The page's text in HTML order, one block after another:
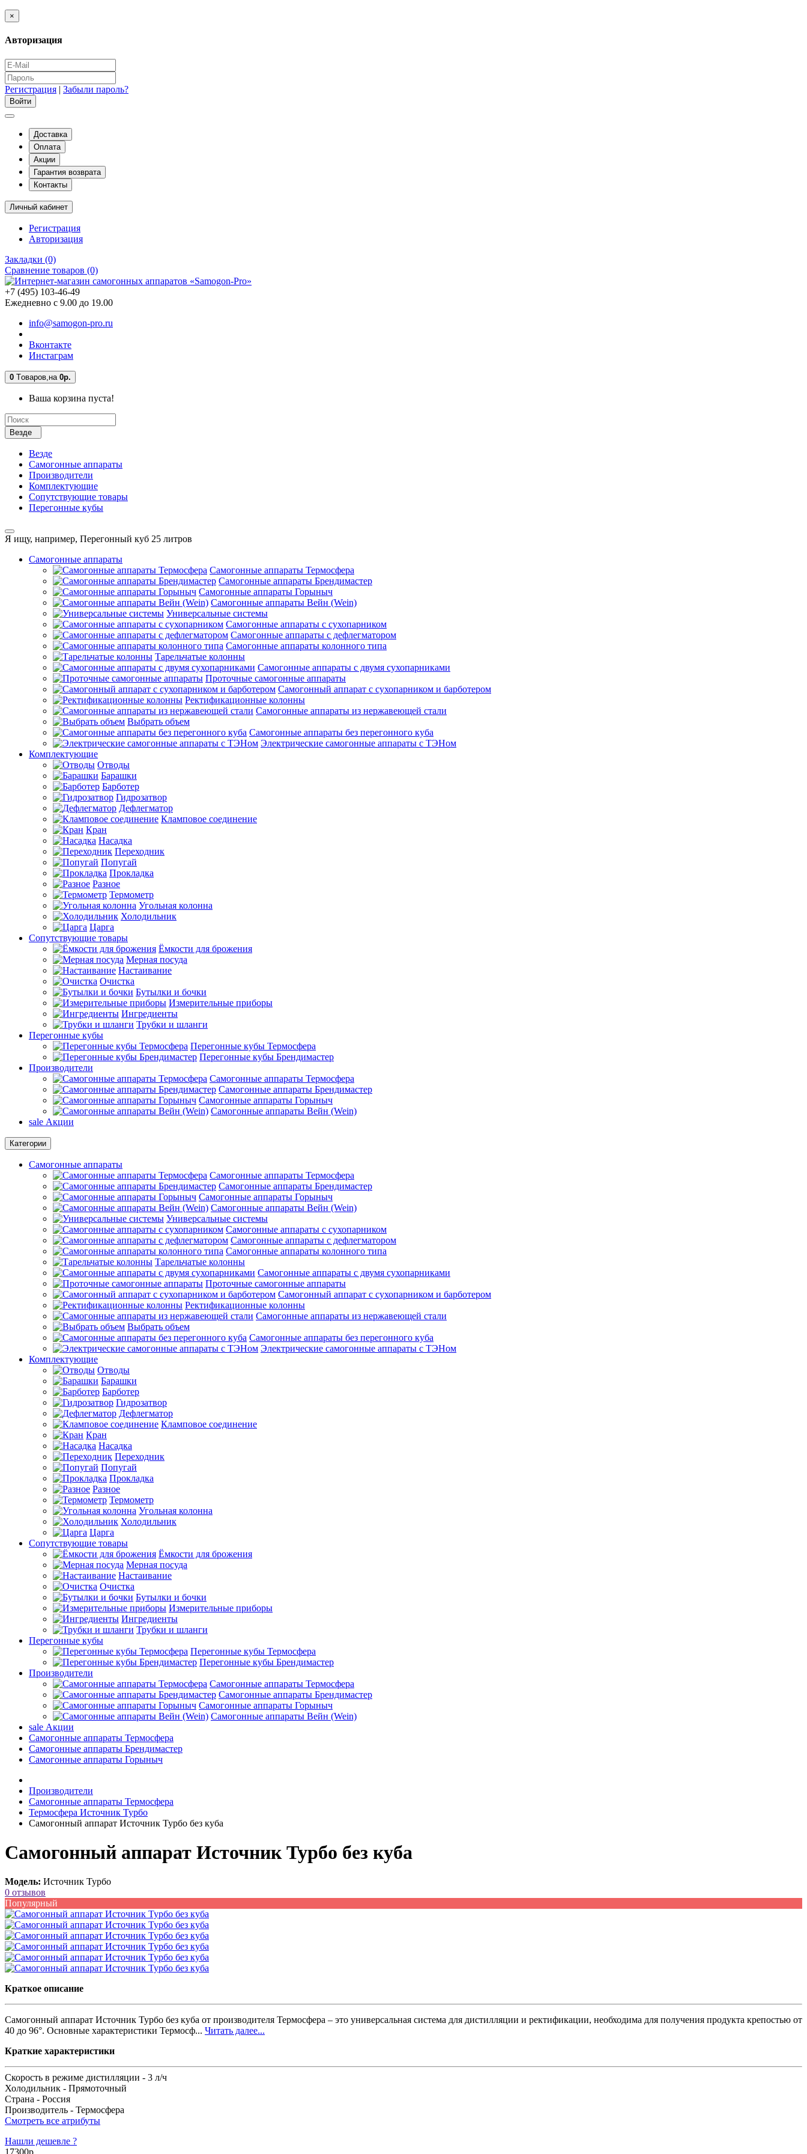
×
Авторизация
Регистрация | Забыли пароль?
Доставка
Оплата
Акции
Гарантия возврата
Контакты
Личный кабинет
Регистрация
Авторизация
Закладки (0)
Сравнение товаров (0)
+7 (495) 103-46-49
Ежедневно с 9.00 до 19.00
info@samogon-pro.ru
Вконтакте
Инстаграм
0 Tоваров, на 0р.
Ваша корзина пуста!
Везде
Везде
Самогонные аппараты
Производители
Комплектующие
Сопутствующие товары
Перегонные кубы
Я ищу, например, Перегонный куб 25 литров
Самогонные аппараты
Самогонные аппараты Термосфера
Самогонные аппараты Брендимастер
Самогонные аппараты Горыныч
Самогонные аппараты Вейн (Wein)
Универсальные системы
Самогонные аппараты с сухопарником
Самогонные аппараты с дефлегматором
Самогонные аппараты колонного типа
Тарельчатые колонны
Самогонные аппараты с двумя сухопарниками
Проточные самогонные аппараты
Самогонный аппарат с сухопарником и барботером
Ректификационные колонны
Самогонные аппараты из нержавеющей стали
Выбрать объем
Самогонные аппараты без перегонного куба
Электрические самогонные аппараты с ТЭНом
Комплектующие
Отводы
Барашки
Барботер
Гидрозатвор
Дефлегматор
Кламповое соединение
Кран
Насадка
Переходник
Попугай
Прокладка
Разное
Термометр
Угольная колонна
Холодильник
Царга
Сопутствующие товары
Ёмкости для брожения
Мерная посуда
Настаивание
Очистка
Бутылки и бочки
Измерительные приборы
Ингредиенты
Трубки и шланги
Перегонные кубы
Перегонные кубы Термосфера
Перегонные кубы Брендимастер
Производители
Самогонные аппараты Термосфера
Самогонные аппараты Брендимастер
Самогонные аппараты Горыныч
Самогонные аппараты Вейн (Wein)
sale Акции
Категории
Самогонные аппараты
Самогонные аппараты Термосфера
Самогонные аппараты Брендимастер
Самогонные аппараты Горыныч
Самогонные аппараты Вейн (Wein)
Универсальные системы
Самогонные аппараты с сухопарником
Самогонные аппараты с дефлегматором
Самогонные аппараты колонного типа
Тарельчатые колонны
Самогонные аппараты с двумя сухопарниками
Проточные самогонные аппараты
Самогонный аппарат с сухопарником и барботером
Ректификационные колонны
Самогонные аппараты из нержавеющей стали
Выбрать объем
Самогонные аппараты без перегонного куба
Электрические самогонные аппараты с ТЭНом
Комплектующие
Отводы
Барашки
Барботер
Гидрозатвор
Дефлегматор
Кламповое соединение
Кран
Насадка
Переходник
Попугай
Прокладка
Разное
Термометр
Угольная колонна
Холодильник
Царга
Сопутствующие товары
Ёмкости для брожения
Мерная посуда
Настаивание
Очистка
Бутылки и бочки
Измерительные приборы
Ингредиенты
Трубки и шланги
Перегонные кубы
Перегонные кубы Термосфера
Перегонные кубы Брендимастер
Производители
Самогонные аппараты Термосфера
Самогонные аппараты Брендимастер
Самогонные аппараты Горыныч
Самогонные аппараты Вейн (Wein)
sale Акции
Самогонные аппараты Термосфера
Самогонные аппараты Брендимастер
Самогонные аппараты Горыныч
Производители
Самогонные аппараты Термосфера
Термосфера Источник Турбо
Самогонный аппарат Источник Турбо без куба
Самогонный аппарат Источник Турбо без куба
Модель: Источник Турбо
0 отзывов
Популярный
Краткое описание
Самогонный аппарат Источник Турбо без куба от производителя Термосфера – это универсальная система для дистилляции и ректификации, необходима для получения продукта крепостью от
40 до 96°. Основные характеристики Термосф... Читать далее...
Краткие характеристики
Скорость в режиме дистилляции - 3 л/ч
Холодильник - Прямоточный
Страна - Россия
Производитель - Термосфера
Смотреть все атрибуты
Нашли дешевле ?